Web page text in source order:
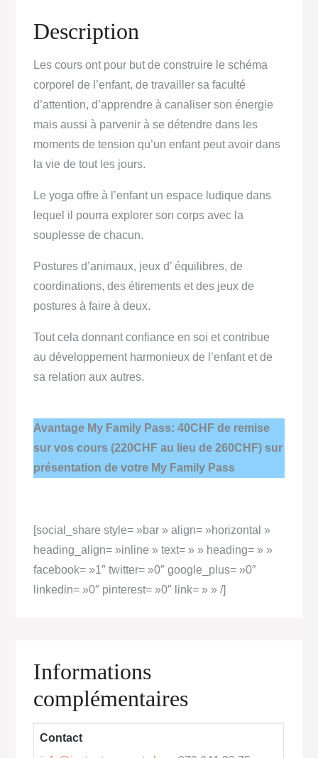
Description
Les cours ont pour but de construire le schéma
corporel de l’enfant, de travailler sa faculté
d’attention, d’apprendre à canaliser son énergie
mais aussi à parvenir à se détendre dans les
moments de tension qu’un enfant peut avoir dans
la vie de tout les jours.
Le yoga offre à l’enfant un espace ludique dans
lequel il pourra explorer son corps avec la
souplesse de chacun.
Postures d’animaux, jeux d’ équilibres, de
coordinations, des étirements et des jeux de
postures à faire à deux.
Tout cela donnant confiance en soi et contribue
au développement harmonieux de l’enfant et de
sa relation aux autres.
Avantage My Family Pass: 40CHF de remise
sur vos cours (220CHF au lieu de 260CHF) sur
présentation de votre My Family Pass
[social_share style= »bar » align= »horizontal »
heading_align= »inline » text= » » heading= » »
facebook= »1″ twitter= »0″ google_plus= »0″
linkedin= »0″ pinterest= »0″ link= » » /]
Informations
complémentaires
Contact